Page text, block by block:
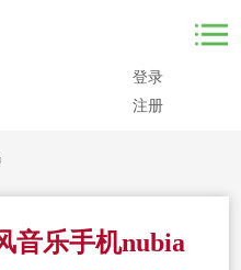
登录
注册
音乐手机nubia